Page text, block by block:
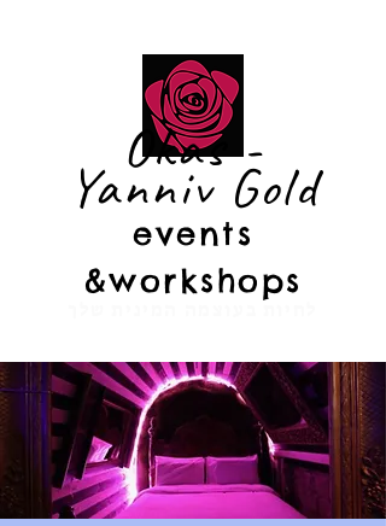
Okas -
Yanniv Gold
events
&workshops